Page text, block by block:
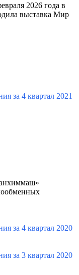
2026 года в
выставка Мир
за 4 квартал 2021
за 4 квартал 2020
за 3 квартал 2020